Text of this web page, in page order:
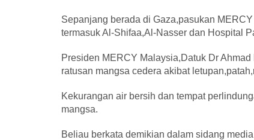
Sepanjang berada di Gaza,pasukan
termasuk Al-Shifaa,Al-Nasser dan Hospital
Presiden MERCY Malaysia,Datuk Dr
ratusan mangsa cedera akibat
Kekurangan air bersih dan tempat
mangsa.
Beliau berkata demikian dalam sidang